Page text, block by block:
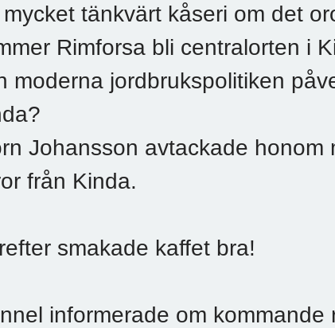
mycket tänkvärt kåseri om det
Rimforsa bli centralorten i
moderna jordbrukspolitiken
Johansson avtackade honom
från Kinda.
smakade kaffet bra!
informerade om kommande